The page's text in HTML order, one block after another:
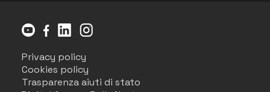
Privacy policy
Cookies policy
Trasparenza aiuti di stato